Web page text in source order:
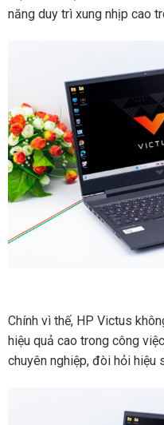
năng duy trì xung nhịp cao
Chính vì thế, HP Victus
hiệu quả cao trong công
chuyên nghiệp, đòi hỏi hiệu